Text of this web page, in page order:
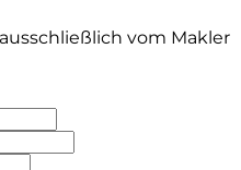
vom Makler